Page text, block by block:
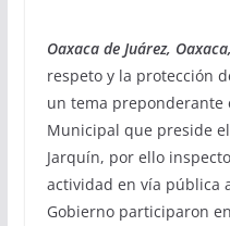
Oaxaca de Juárez,
respeto y la protección
un tema preponderante
Municipal que preside
Jarquín, por ello
actividad en vía pública
Gobierno participaron